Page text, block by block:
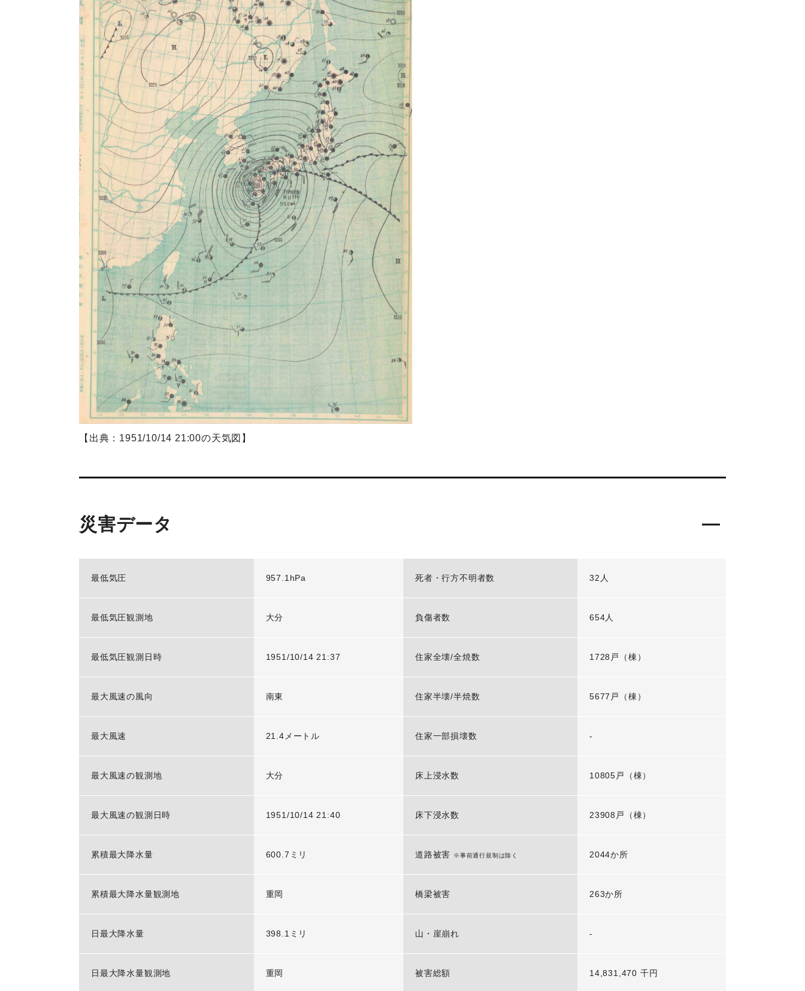
【出典：1951/10/14 21:00の天気図】
災害データ
最低気圧 957.1hPa
最低気圧観測地 大分
最低気圧観測日時 1951/10/14 21:37
最大風速の風向 南東
最大風速 21.4メートル
最大風速の観測地 大分
最大風速の観測日時 1951/10/14 21:40
累積最大降水量 600.7ミリ
累積最大降水量観測地 重岡
日最大降水量 398.1ミリ
日最大降水量観測地 重岡
死者・行方不明者数 32人
負傷者数 654人
住家全壊/全焼数 1728戸（棟）
住家半壊/半焼数 5677戸（棟）
住家一部損壊数 -
床上浸水数 10805戸（棟）
床下浸水数 23908戸（棟）
道路被害 ※事前通行規制は除く 2044か所
橋梁被害 263か所
山・崖崩れ -
被害総額 14,831,470 千円